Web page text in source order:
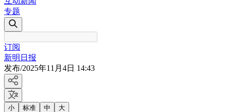
专题
订阅
新明日报
发布/2025年11月4日 14:43
小 标准 中 大